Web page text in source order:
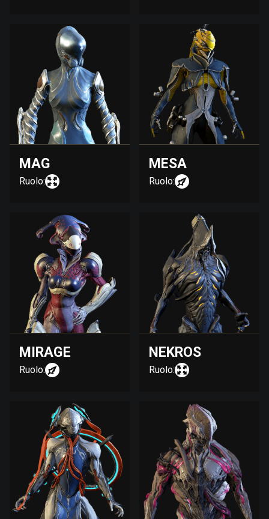
MAG
Ruolo:
MESA
Ruolo:
MIRAGE
Ruolo:
NEKROS
Ruolo: